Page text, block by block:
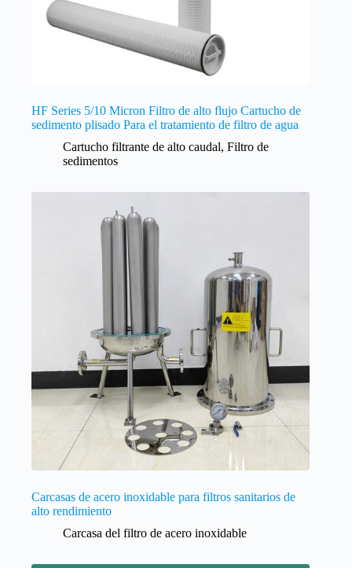
HF Series 5/10 Micron Filtro de alto flujo Cartucho de
sedimento plisado Para el tratamiento de filtro de agua
Cartucho filtrante de alto caudal, Filtro de
sedimentos
Carcasas de acero inoxidable para filtros sanitarios de
alto rendimiento
Carcasa del filtro de acero inoxidable